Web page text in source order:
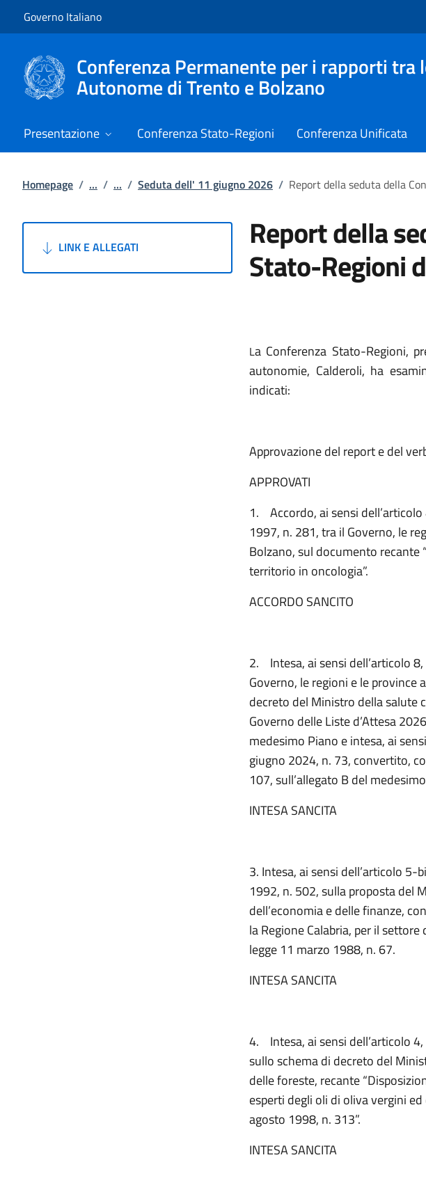
Governo Italiano
Conferenza Permanente per i rapporti tra
Autonome di Trento e Bolzano
Presentazione Conferenza Stato-Regioni Conferenza Unificata
Homepage / ... / ... / Seduta dell' 11 giugno 2026 / Report della seduta della
LINK E ALLEGATI Report della
Stato-Regioni
La Conferenza Stato-Regioni,
autonomie, Calderoli, ha
indicati:
Approvazione del report e del
APPROVATI
1. Accordo, ai sensi
1997, n. 281, tra il Governo, le
Bolzano, sul documento recante
territorio in oncologia”.
ACCORDO SANCITO
2. Intesa, ai sensi dell’articolo
Governo, le regioni e le province
decreto del Ministro della salute
Governo delle Liste d’Attesa
medesimo Piano e intesa, ai
giugno 2024, n. 73, convertito,
107, sull’allegato B del
INTESA SANCITA
3. Intesa, ai sensi dell’articolo
1992, n. 502, sulla proposta del
dell’economia e delle finanze,
la Regione Calabria, per il
legge 11 marzo 1988, n. 67.
INTESA SANCITA
4. Intesa, ai sensi dell’articolo
sullo schema di decreto del
delle foreste, recante
esperti degli oli di oliva vergini
agosto 1998, n. 313”.
INTESA SANCITA